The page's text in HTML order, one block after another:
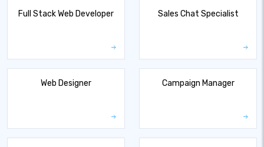
Full Stack Web Developer Sales Chat Specialist
Web Designer Campaign Manager